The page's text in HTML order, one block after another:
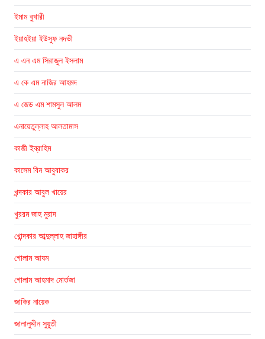
ইমাম বুখারী
ইয়াহইয়া ইউসুফ নদভী
এ এন এম সিরাজুল ইসলাম
এ কে এম নাজির আহমদ
এ জেড এম শামসুল আলম
এনায়েতুল্লাহ আলতামাস
কাজী ইব্রাহিম
কাসেম বিন আবুবাকর
খন্দকার আবুল খায়ের
খুররম জাহ মুরাদ
খোন্দকার আব্দুল্লাহ জাহাঙ্গীর
গোলাম আযম
গোলাম আহমাদ মোর্তজা
জাকির নায়েক
জালালুদ্দীন সুয়ুতী